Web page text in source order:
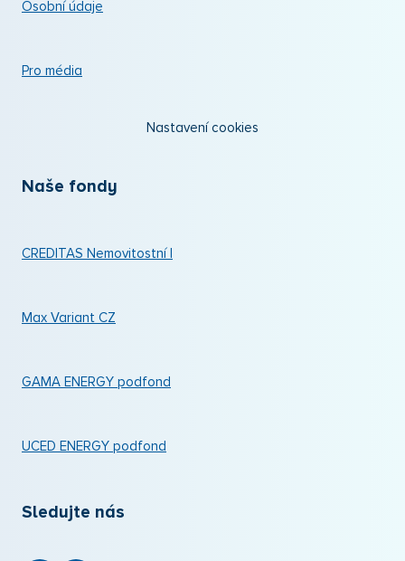
Osobní údaje
Pro média
Nastavení cookies
Naše fondy
CREDITAS Nemovitostní I
Max Variant CZ
GAMA ENERGY podfond
UCED ENERGY podfond
Sledujte nás